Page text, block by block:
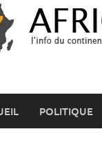
POLITIQUE